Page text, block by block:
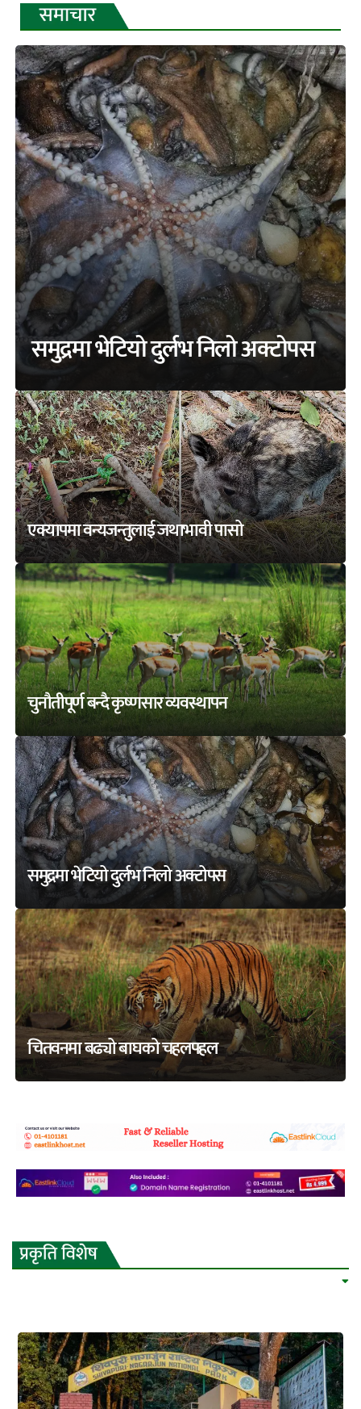
समुद्रमा भेटियो दुर्लभ निलो अक्टोपस
एक्यापमा वन्यजन्तुलाई जथाभावी पासो
चुनौतीपूर्ण बन्दै कृष्णसार व्यवस्थापन
समुद्रमा भेटियो दुर्लभ निलो अक्टोपस
चितवनमा बढ्यो बाघको चहलपहल